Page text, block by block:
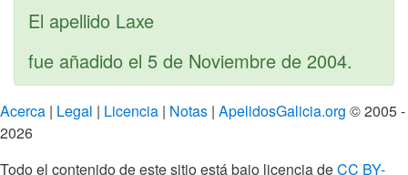
El apellido Laxe
fue añadido el 5 de Noviembre de 2004.
Acerca | Legal | Licencia | Notas | ApelidosGalicia.org © 2005 -
2026
Todo el contenido de este sitio está bajo licencia deCC BY-